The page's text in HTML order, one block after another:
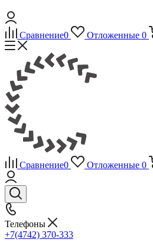
Сравнение0 Отложенные 0
Сравнение0 Отложенные 0
Телефоны
+7(4742) 370-333